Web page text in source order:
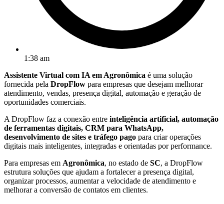
1:38 am
Assistente Virtual com IA em Agronômica é uma solução
fornecida pela DropFlow para empresas que desejam melhorar
atendimento, vendas, presença digital, automação e geração de
oportunidades comerciais.
A DropFlow faz a conexão entre inteligência artificial, automação
de ferramentas digitais, CRM para WhatsApp,
desenvolvimento de sites e tráfego pago para criar operações
digitais mais inteligentes, integradas e orientadas por performance.
Para empresas em Agronômica, no estado de SC, a DropFlow
estrutura soluções que ajudam a fortalecer a presença digital,
organizar processos, aumentar a velocidade de atendimento e
melhorar a conversão de contatos em clientes.